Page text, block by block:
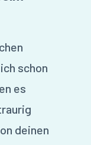
schon
es
deinen